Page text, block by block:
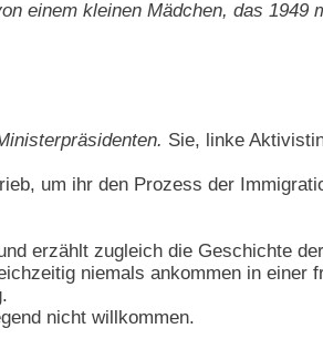
einem kleinen Mädchen, das 1949
Sie, linke
um ihr den Prozess der
erzählt zugleich die Geschichte
niemals ankommen in einer
nicht willkommen.